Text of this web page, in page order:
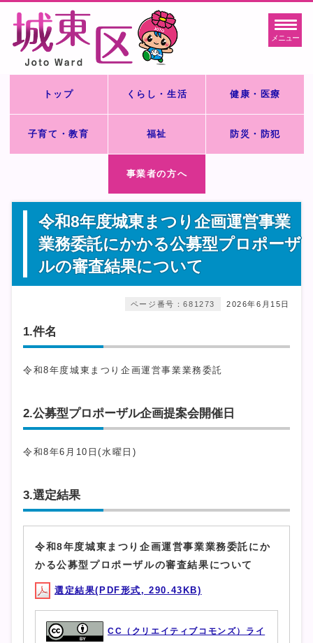
メニュー
トップ くらし・生活 健康・医療
子育て・教育 福祉 防災・防犯
事業者の方へ
令和8年度城東まつり企画運営事業
業務委託にかかる公募型プロポーザ
ルの審査結果について
2026年6月15日
ページ番号：681273
1.件名
令和8年度城東まつり企画運営事業業務委託
2.公募型プロポーザル企画提案会開催日
令和8年6月10日(水曜日)
3.選定結果
令和8年度城東まつり企画運営事業業務委託にか
かる公募型プロポーザルの審査結果について
選定結果(PDF形式, 290.43KB)
CC（クリエイティブコモンズ）ライ